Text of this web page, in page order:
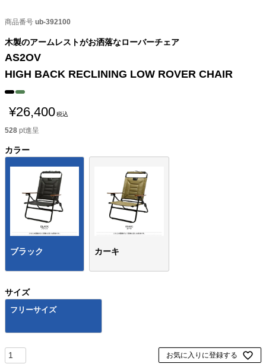
商品番号 ub-392100
木製のアームレストがお洒落なローバーチェア
AS2OV
HIGH BACK RECLINING LOW ROVER CHAIR
¥26,400税込
528 pt進呈
カラー
ブラック カーキ
サイズ
フリーサイズ
お気に入りに登録する